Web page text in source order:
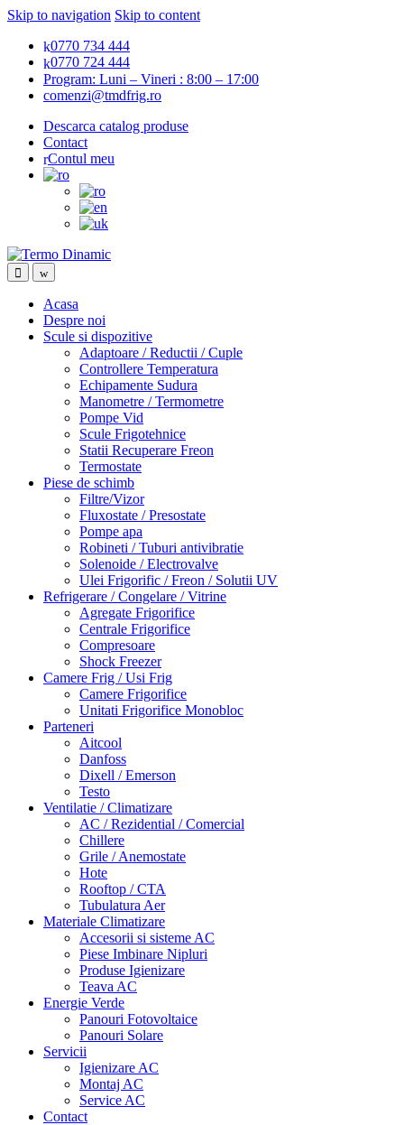
Skip to navigation Skip to content
0770 734 444
0770 724 444
Program: Luni – Vineri : 8:00 – 17:00
comenzi@tmdfrig.ro
Descarca catalog produse
Contact
Contul meu
Acasa
Despre noi
Scule si dispozitive
Adaptoare / Reductii / Cuple
Controllere Temperatura
Echipamente Sudura
Manometre / Termometre
Pompe Vid
Scule Frigotehnice
Statii Recuperare Freon
Termostate
Piese de schimb
Filtre/Vizor
Fluxostate / Presostate
Pompe apa
Robineti / Tuburi antivibratie
Solenoide / Electrovalve
Ulei Frigorific / Freon / Solutii UV
Refrigerare / Congelare / Vitrine
Agregate Frigorifice
Centrale Frigorifice
Compresoare
Shock Freezer
Camere Frig / Usi Frig
Camere Frigorifice
Unitati Frigorifice Monobloc
Parteneri
Aitcool
Danfoss
Dixell / Emerson
Testo
Ventilatie / Climatizare
AC / Rezidential / Comercial
Chillere
Grile / Anemostate
Hote
Rooftop / CTA
Tubulatura Aer
Materiale Climatizare
Accesorii si sisteme AC
Piese Imbinare Nipluri
Produse Igienizare
Teava AC
Energie Verde
Panouri Fotovoltaice
Panouri Solare
Servicii
Igienizare AC
Montaj AC
Service AC
Contact